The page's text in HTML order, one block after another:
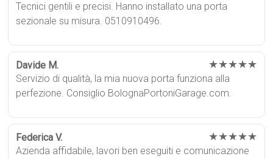
Tecnici gentili e precisi. Hanno installato una porta
sezionale su misura. 0510910496.
Davide M. ★★★★★
Servizio di qualità, la mia nuova porta funziona alla
perfezione. Consiglio BolognaPortoniGarage.com.
Federica V. ★★★★★
Azienda affidabile, lavori ben eseguiti e comunicazione